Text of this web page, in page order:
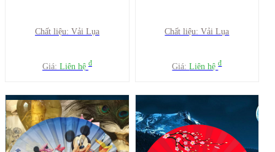
Chất liệu: Vải Lụa
Giá: Liên hệ đ
Chất liệu: Vải Lụa
Giá:Liên hệđ